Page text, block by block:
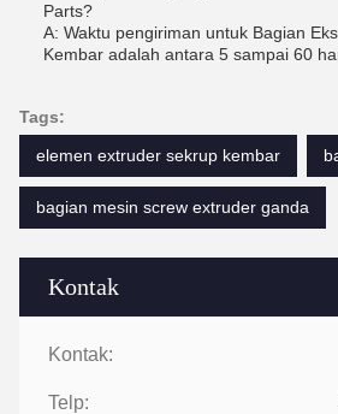
Kontak
Kontak:
Telp:
Parts?
A: Waktu pengiriman untuk Bagian
Kembar adalah antara 5 sampai 60
Tags:
elemen extruder sekrup kembar
bagian mesin screw extruder ganda